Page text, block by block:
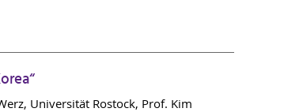
Universität Rostock, Prof. Kim